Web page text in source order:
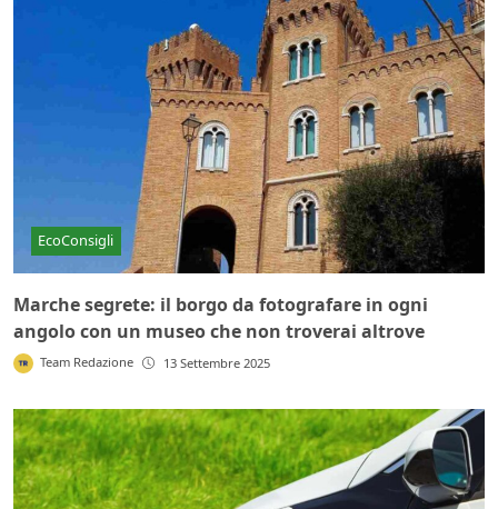
EcoConsigli
Marche segrete: il borgo da fotografare in ogni
angolo con un museo che non troverai altrove
Team Redazione 13 Settembre 2025